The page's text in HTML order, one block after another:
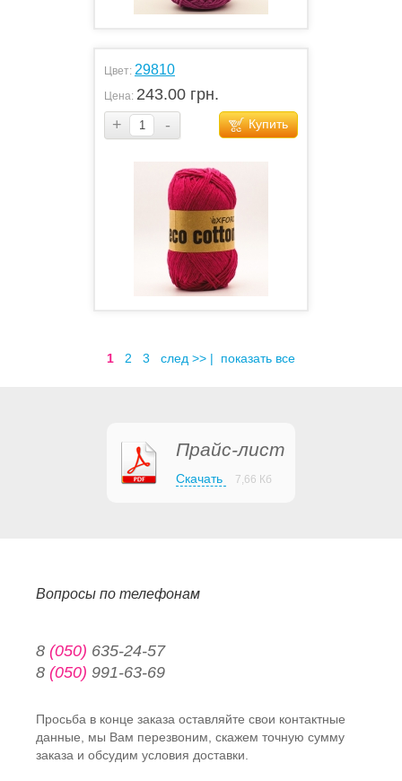
Цвет: 29810
Цена: 243.00 грн.
+
- Купить
1 2 3 след >> | показать все
Прайс-лист
Скачать 7,66 Кб
Вопросы по телефонам
8 (050) 635-24-57
8 (050) 991-63-69
Просьба в конце заказа оставляйте свои контактные
данные, мы Вам перезвоним, скажем точную сумму
заказа и обсудим условия доставки.